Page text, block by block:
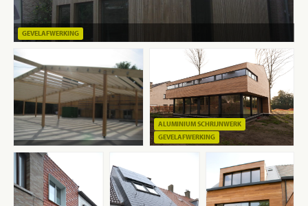
GEVELAFWERKING
ALUMINIUM SCHRIJNWERK
GEVELAFWERKING